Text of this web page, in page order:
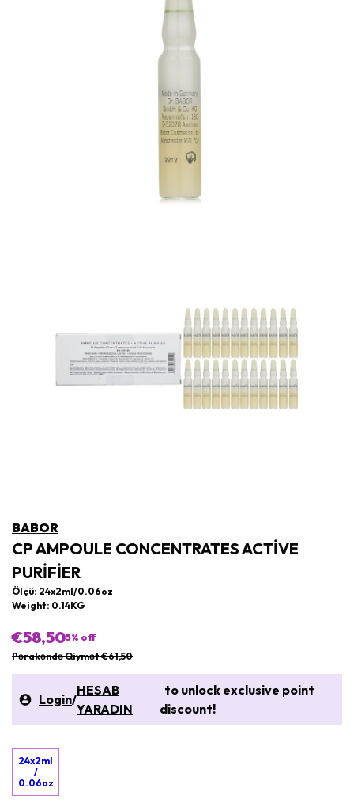
BABOR
CP AMPOULE CONCENTRATES ACTIVE
PURIFIER
Ölçü: 24x2ml/0.06oz
Weight: 0.14KG
€58,505% off
Pərakəndə Qiymət €61,50
Login/
HESAB
YARADIN
to unlock exclusive point
discount!
24x2ml
/
0.06oz